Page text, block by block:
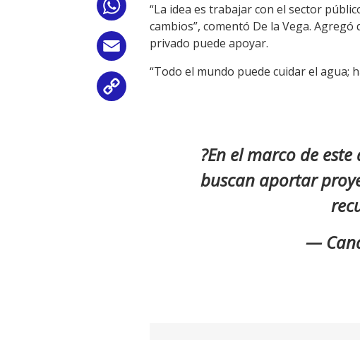
WhatsApp
Email
“La idea es trabajar con el sector
cambios”, comentó De la Vega.
privado puede apoyar.
“Todo el mundo puede cuidar el agua;
?En el marco de
buscan aportar
—